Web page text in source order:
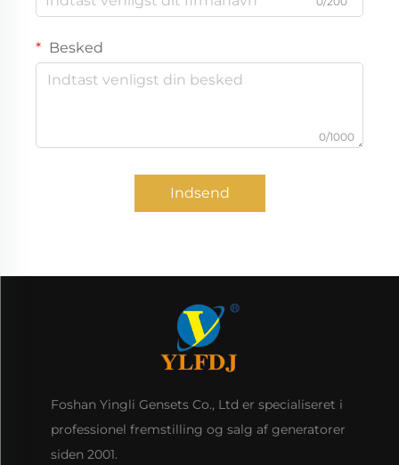
Besked
0/1000
Indsend
Foshan Yingli Gensets Co., Ltd er specialiseret i
professionel fremstilling og salg af generatorer
siden 2001.